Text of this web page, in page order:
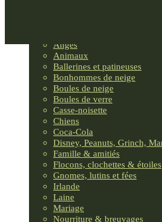
Anges
Animaux
Ballerines et patineuses
Bonhommes de neige
Boules de neige
Boules de verre
Casse-noisette
Chiens
Coca-Cola
Disney, Peanuts, Grinch,
Famille & amitiés
Flocons, clochettes & étoiles
Gnomes, lutins et fées
Irlande
Laine
Mariage
Nourriture & breuvages